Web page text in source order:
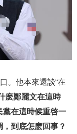
。他本來還談“在
麽鄭麗文在這時
黨在這時候重啓一
到底怎麽回事？